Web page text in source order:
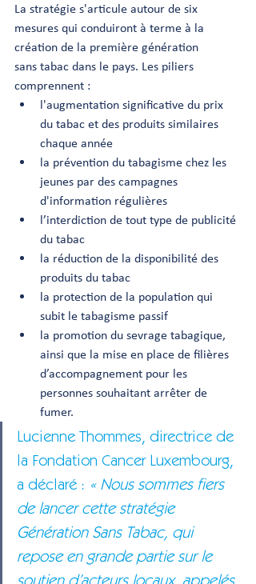
La stratégie s'articule autour de six
mesures qui conduiront à terme à la
création de la première génération
sans tabac dans le pays. Les piliers
comprennent :
l'augmentation significative du prix
du tabac et des produits similaires
chaque année
la prévention du tabagisme chez les
jeunes par des campagnes
d'information régulières
l’interdiction de tout type de publicité
du tabac
la réduction de la disponibilité des
produits du tabac
la protection de la population qui
subit le tabagisme passif
la promotion du sevrage tabagique,
ainsi que la mise en place de filières
d’accompagnement pour les
personnes souhaitant arrêter de
fumer.
Lucienne Thommes, directrice de
la Fondation Cancer Luxembourg,
a déclaré : « Nous sommes fiers
de lancer cette stratégie
Génération Sans Tabac, qui
repose en grande partie sur le